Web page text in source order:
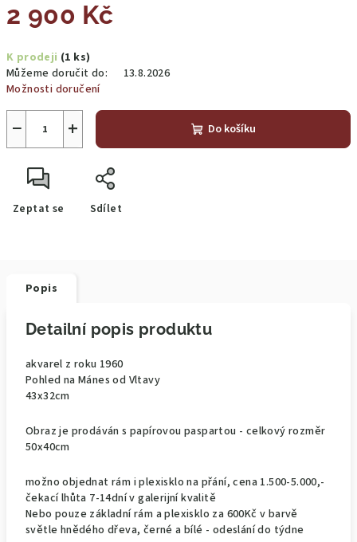
2 900 Kč
cena:
K prodeji (1 ks)
Můžeme doručit do:
13.8.2026
Možnosti doručení
+
− Do košíku
Zeptat se Sdílet
Popis
Detailní popis produktu
akvarel z roku 1960
Pohled na Mánes od Vltavy
43x32cm
Obraz je prodáván s papírovou paspartou - celkový rozměr
50x40cm
možno objednat rám i plexisklo na přání, cena 1.500-5.000,-
čekací lhůta 7-14dní v galerijní kvalitě
Nebo pouze základní rám a plexisklo za 600Kč v barvě
světle hnědého dřeva, černé a bílé - odeslání do týdne